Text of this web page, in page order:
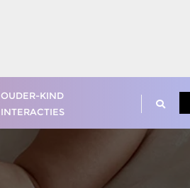
OUDER-KIND
INTERACTIES